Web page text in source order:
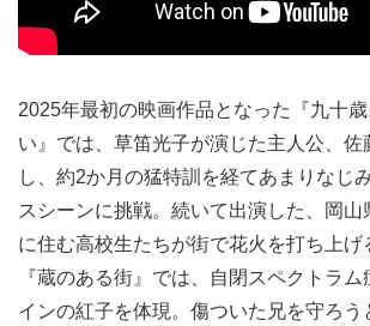
2025年最初の映画作品となった『九十
い』では、草笛光子が演じた主人公、佐
し、約2か月の猛特訓を経てあまりなじ
スシーンに挑戦。続いて出演した、岡山
に住む高校生たちが街で花火を打ち上げ
『蔵のある街』では、自閉スペクトラ
インの紅子を体現。傷ついた兄を守ろう